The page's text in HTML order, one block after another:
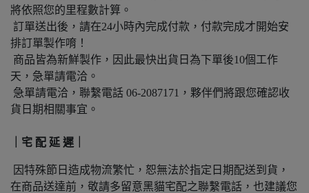
將依照您的里程數計算。
訂單送出後，請在24小時內完成付款，付款完成才開始安
排訂單製作唷！
商品皆為新鮮製作，因此最快出貨日為下單後10個工作
天，急單請電洽。
急單請電洽，聯繫電話 06-2087171，夥伴們將跟您確認收
貨日期相關事宜。
｜宅 配 延 遲｜
因特殊節日造成物流繁忙，恕無法於指定日期配送到貨，
在商品送達前，敬請多留意黑貓宅配之聯繫電話，也建議您